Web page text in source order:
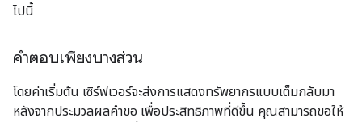
ไปนี้
คำตอบเพียงบางส่วน
โดยค่าเริ่มต้น เซิร์ฟเวอร์จะส่งการแสดงทรัพยากรแบบเต็มกลับมา
หลังจากประมวลผลคำขอ เพื่อประสิทธิภาพที่ดีขึ้น คุณสามารถขอให้